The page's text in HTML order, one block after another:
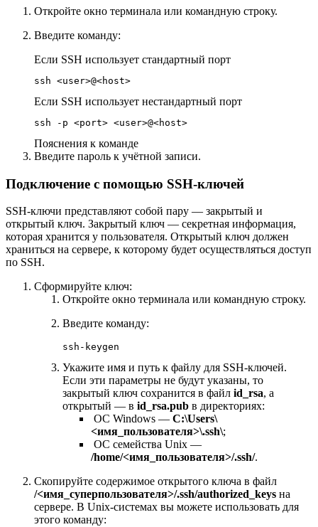
Откройте окно терминала или командную строку.
Введите команду:
Если SSH использует стандартный порт
ssh <user>@<host>
Если SSH использует нестандартный порт
ssh -p <port> <user>@<host>
Пояснения к команде
Введите пароль к учётной записи.
Подключение с помощью SSH-ключей
SSH-ключи представляют собой пару — закрытый и
открытый ключ. Закрытый ключ — секретная информация,
которая хранится у пользователя. Открытый ключ должен
храниться на сервере, к которому будет осуществляться доступ
по SSH.
Сформируйте ключ:
Откройте окно терминала или командную строку.
Введите команду:
ssh-keygen
Укажите имя и путь к файлу для SSH-ключей.
Если эти параметры не будут указаны, то
закрытый ключ сохранится в файл id_rsa, а
открытый — в id_rsa.pub в директориях:
ОС Windows — C:\Users\
<имя_пользователя>\.ssh\;
ОС семейства Unix —
/home/<имя_пользователя>/.ssh/.
Скопируйте содержимое открытого ключа в файл
/<имя_суперпользователя>/.ssh/authorized_keys на
сервере. В Unix-системах вы можете использовать для
этого команду: